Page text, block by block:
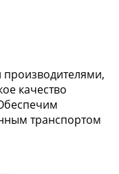
качество
транспортом